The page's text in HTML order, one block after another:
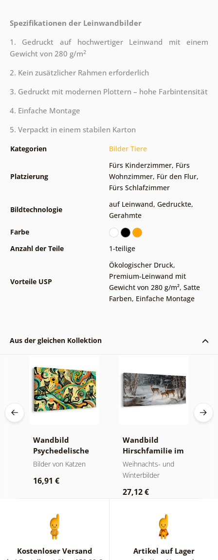
Spezifikationen der Leinwandbilder
1. Gedruckt auf hochwertiger Leinwand mit einem
Gewicht von 280 g/m2
2. Kein zusätzlicher Rahmen erforderlich
3. Gedruckt mit modernen Plottern – hohe Farbintensität
4. Einfache Montage
5. Verpackt in einem stabilen Karton
Kategorien Bilder Tiere
Platzierung
Fürs Kinderzimmer, Fürs
Wohnzimmer, Für den Flur,
Fürs Schlafzimmer
Bildtechnologie
auf Leinwand, Gedruckte,
Gerahmte
Farbe
Anzahl der Teile
1-teilige
Vorteile USP
Ökologischer Druck,
Premium-Leinwand mit
Gewicht von 280 g/m², Satte
Farben, Einfache Montage
Aus der gleichen Kollektion
Wandbild
Psychedelische
Katzen
Bilder von Katzen
16,91 €
Wandbild
Hirschfamilie im
Winter
Weihnachts- und
Winterbilder
27,12 €
Kostenloser Versand Artikel auf Lager